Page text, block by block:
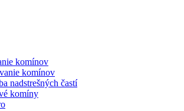
komínov
komínov
nadstrešných častí
komíny